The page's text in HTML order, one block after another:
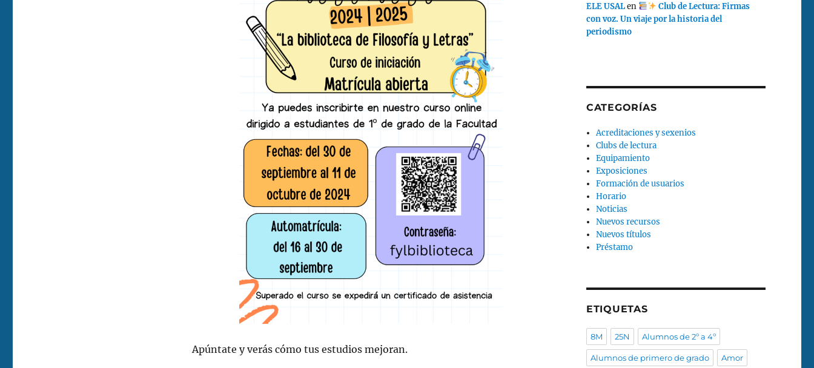
Apúntate y verás cómo tus estudios mejoran.
ELE USALen
Club de Lectura: Firmas
con voz. Un viaje por la historia del
periodismo
CATEGORÍAS
Acreditaciones y sexenios
Clubs de lectura
Equipamiento
Exposiciones
Formación de usuarios
Horario
Noticias
Nuevos recursos
Nuevos títulos
Préstamo
ETIQUETAS
8M 25N Alumnos de 2º a 4º
Alumnos de primero de grado Amor